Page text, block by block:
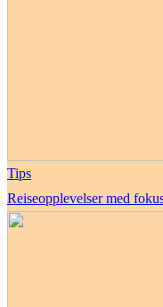
Tips
Reiseopplevelser med